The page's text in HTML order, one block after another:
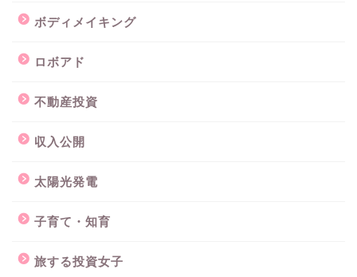
ボディメイキング
ロボアド
不動産投資
収入公開
太陽光発電
子育て・知育
旅する投資女子